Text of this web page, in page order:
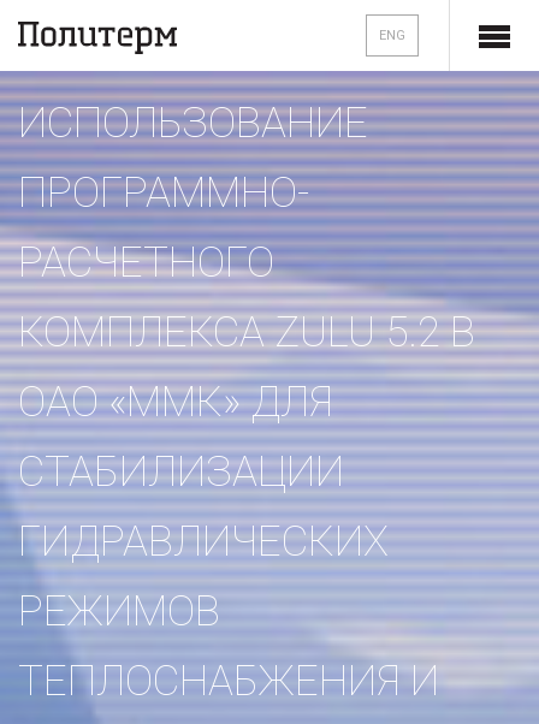
ENG
ИСПОЛЬЗОВАНИЕ
ПРОГРАММНО-
РАСЧЕТНОГО
КОМПЛЕКСА ZULU 5.2 В
ОАО «ММК» ДЛЯ
СТАБИЛИЗАЦИИ
ГИДРАВЛИЧЕСКИХ
РЕЖИМОВ
ТЕПЛОСНАБЖЕНИЯ И